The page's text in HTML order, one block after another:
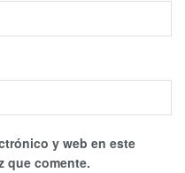
y web en este
que comente.